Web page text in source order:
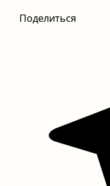
Поделиться